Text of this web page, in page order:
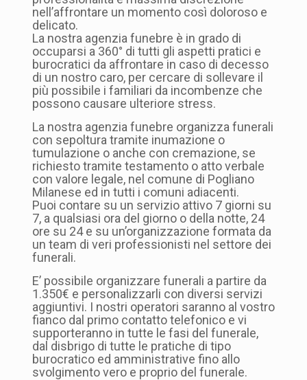
nell’affrontare un momento così doloroso e
delicato.
La nostra agenzia funebre è in grado di
occuparsi a 360° di tutti gli aspetti pratici e
burocratici da affrontare in caso di decesso
di un nostro caro, per cercare di sollevare il
più possibile i familiari da incombenze che
possono causare ulteriore stress.
La nostra agenzia funebre organizza funerali
con sepoltura tramite inumazione o
tumulazione o anche con cremazione, se
richiesto tramite testamento o atto verbale
con valore legale, nel comune di Pogliano
Milanese ed in tutti i comuni adiacenti.
Puoi contare su un servizio attivo 7 giorni su
7, a qualsiasi ora del giorno o della notte, 24
ore su 24 e su un’organizzazione formata da
un team di veri professionisti nel settore dei
funerali.
E’ possibile organizzare funerali a partire da
1.350€ e personalizzarli con diversi servizi
aggiuntivi. I nostri operatori saranno al vostro
fianco dal primo contatto telefonico e vi
supporteranno in tutte le fasi del funerale,
dal disbrigo di tutte le pratiche di tipo
burocratico ed amministrative fino allo
svolgimento vero e proprio del funerale.